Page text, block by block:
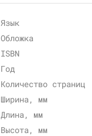
Язык
Обложка
ISBN
Год
Количество страниц
Ширина, мм
Длина, мм
Высота, мм